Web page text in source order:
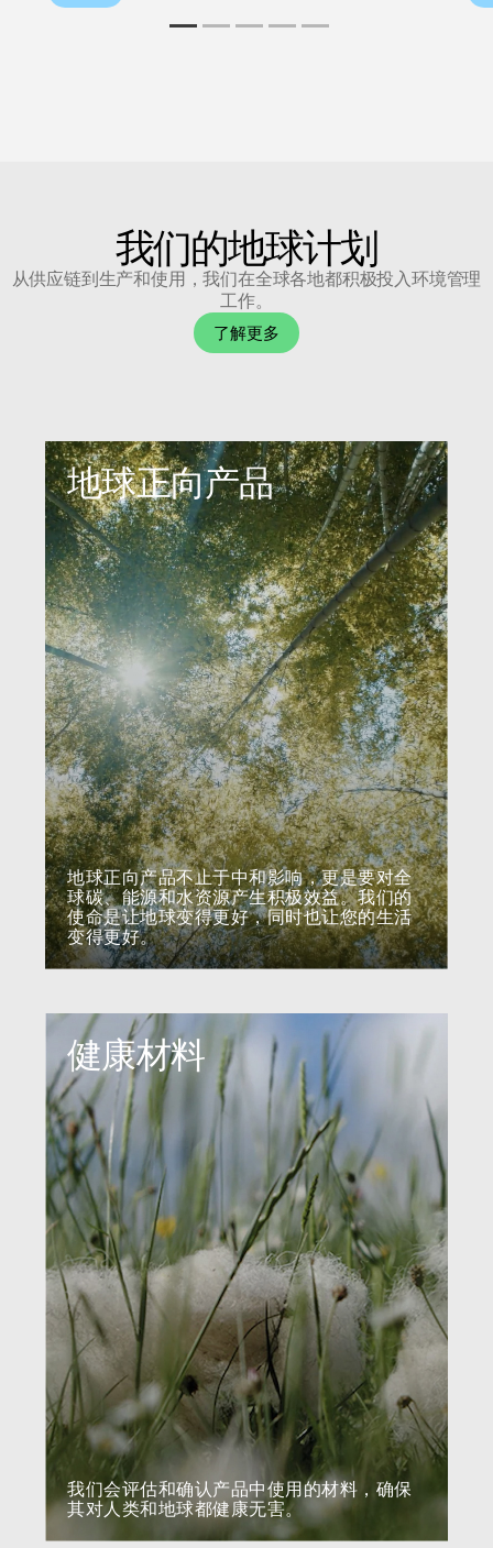
选择您的位置
注册
注册
SIGN IN WITH SSO
忘记密码
中文
Select
Region
创建账号
拥有参考代码？
进入
我们的地球计划
从供应链到生产和使用，我们在全球各地都积极投入环境管理
工作。
了解更多
地球正向产品
地球正向产品不止于中和影响，更是要对全
球碳、能源和水资源产生积极效益。我们的
使命是让地球变得更好，同时也让您的生活
变得更好。
健康材料
我们会评估和确认产品中使用的材料，确保
其对人类和地球都健康无害。